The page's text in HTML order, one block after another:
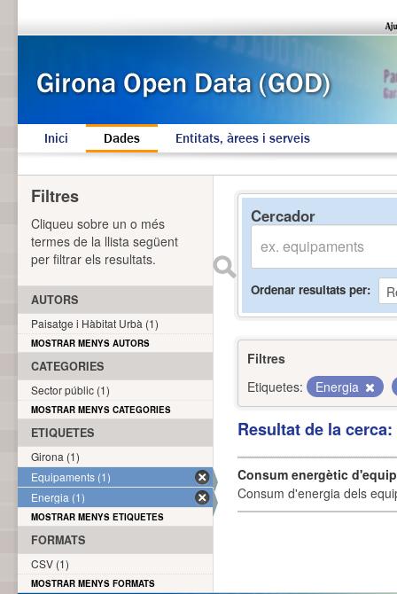
Inici Dades Entitats, àrees i serveis
Cercador
Ordenar resultats per
Filtres
Etiquetes:
Energia
Resultat de la
Consum energètic
Consum d'energia dels
Filtres
Cliqueu sobre un o més
termes de la llista següent
per filtrar els resultats.
AUTORS
Paisatge i Hàbitat Urbà (1)
MOSTRAR MENYS AUTORS
CATEGORIES
Sector públic (1)
MOSTRAR MENYS CATEGORIES
ETIQUETES
Girona (1)
Equipaments (1)
Energia (1)
MOSTRAR MENYS ETIQUETES
FORMATS
CSV (1)
MOSTRAR MENYS FORMATS